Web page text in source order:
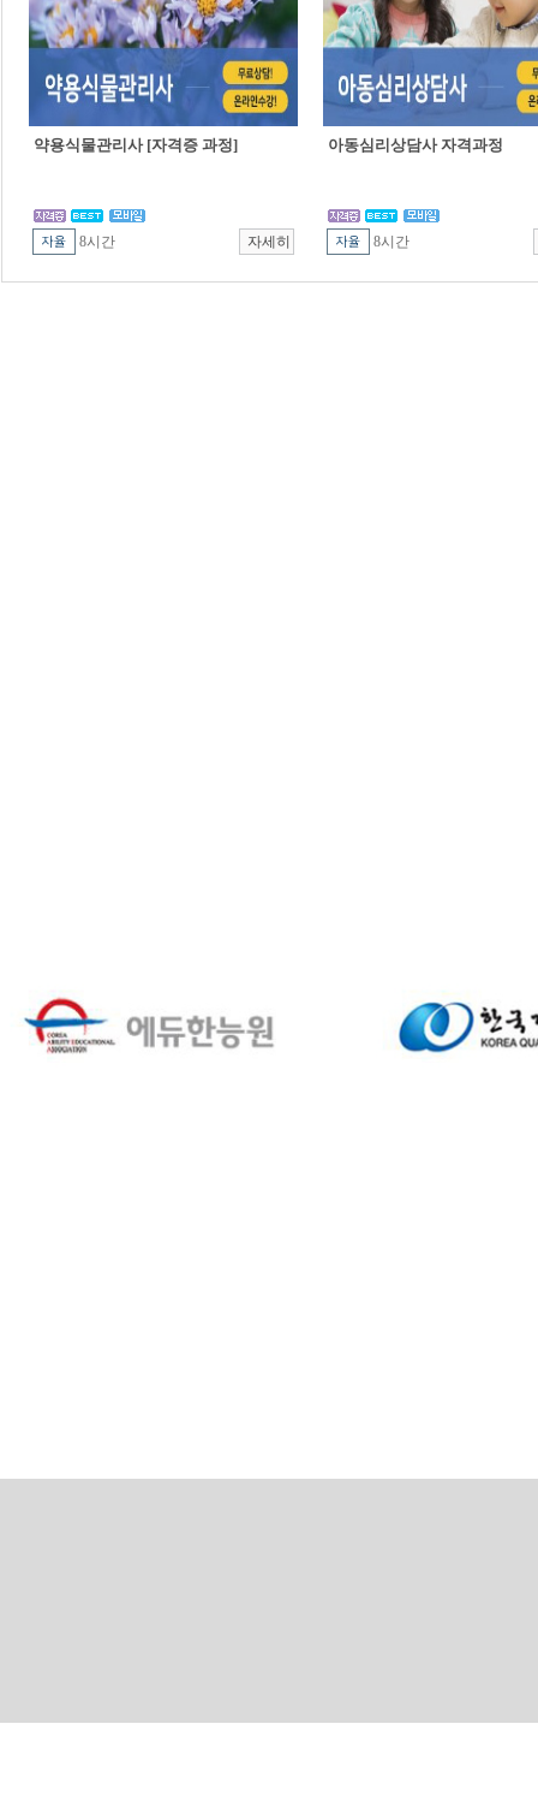
약용식물관리사 [자격증 과정]
8시간
아동심리상담사 자격과정
8시간